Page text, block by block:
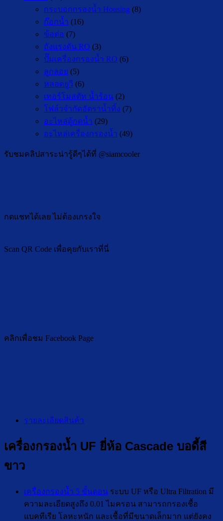
กระบอกกรองน้ำ Housing (8)
ก๊อกน้ำ (16)
ข้อต่อ (7)
ถังแรงดัน RO (3)
ปั๊มเครื่องกรองน้ำ RO (6)
ลูกลอย (5)
หลอดยูวี (6)
เทอร์โมสตัท น้ำร้อน (2)
โฟล์วจำกัดอัตราน้ำทิ้ง (7)
อะไหล่ตู้กดน้ำ (29)
อะไหล่เครื่องกรองน้ำ (49)
รับชมคลิปสาระน่ารู้ดีๆได้ที่ @siamcooler
กดแชทได้เลย ไม่ต้องเกรงใจ
Scan QR Code เพื่อคุยกับเราที่นี่
คลิกเพื่อชม Facebook Page
รายละเอียดสินค้า
เครื่องกรองน้ำ UF ยี่ห้อ Cascade บอดี้สี
ขาว
เครื่องกรองน้ำ 5 ขั้นตอน ระบบ UF หรือ Ultra Filtration มี
ความละเอียดสูงถึง 0.01 ไมครอน สามารถกรองเชื้อ
แบคทีเรีย โลหะหนัก และเชื้อที่มีขนาดเล็กมาก แต่ยังคง